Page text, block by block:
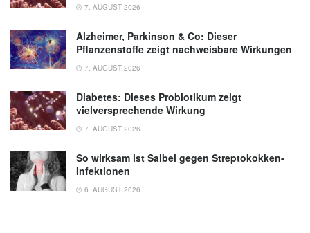
7. AUGUST 2026
Alzheimer, Parkinson & Co: Dieser
Pflanzenstoffe zeigt nachweisbare Wirkungen
7. AUGUST 2026
Diabetes: Dieses Probiotikum zeigt
vielversprechende Wirkung
7. AUGUST 2026
So wirksam ist Salbei gegen Streptokokken-
Infektionen
6. AUGUST 2026